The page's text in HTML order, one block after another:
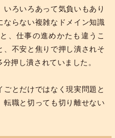
ろいろあって気負いもあり
ならない複雑なドメイン知識
、仕事の進めかたも違うこ
不安と焦りで押し潰されそ
押し潰されていました。
とだけではなく現実問題と
転職と切っても切り離せない